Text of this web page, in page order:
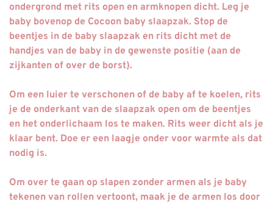
ondergrond met rits open en armknopen dicht. Leg je
baby bovenop de Cocoon baby slaapzak. Stop de
beentjes in de baby slaapzak en rits dicht met de
handjes van de baby in de gewenste positie (aan de
zijkanten of over de borst).
Om een luier te verschonen of de baby af te koelen, rits
je de onderkant van de slaapzak open om de beentjes
en het onderlichaam los te maken. Rits weer dicht als je
klaar bent. Doe er een laagje onder voor warmte als dat
nodig is.
Om over te gaan op slapen zonder armen als je baby
tekenen van rollen vertoont, maak je de armen los door